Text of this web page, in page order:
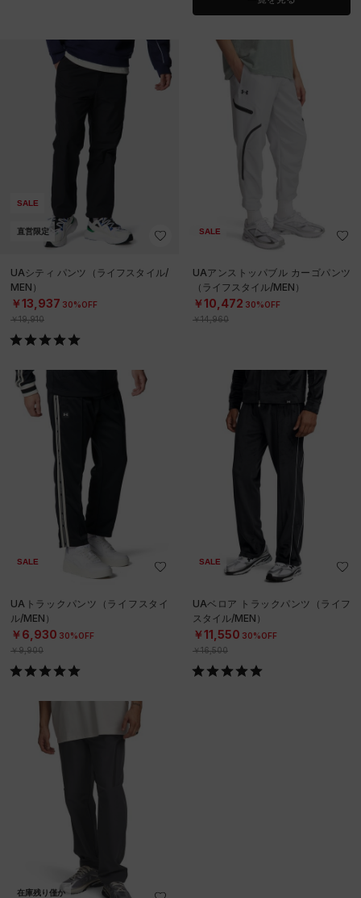
SALE
直営限定
UAシティ パンツ（ライフスタイル/
MEN）
￥13,937 30%OFF
￥19,910
SALE
UAアンストッパブル カーゴパンツ
（ライフスタイル/MEN）
￥10,472 30%OFF
￥14,960
SALE
UAトラックパンツ（ライフスタイ
ル/MEN）
￥6,930 30%OFF
￥9,900
SALE
UAベロア トラックパンツ（ライフ
スタイル/MEN）
￥11,550 30%OFF
￥16,500
在庫残り僅か